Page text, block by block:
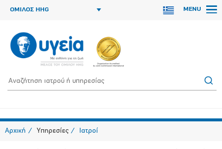
ΟΜΙΛΟΣ HHG MENU
Αρχική Υπηρεσίες Ιατροί